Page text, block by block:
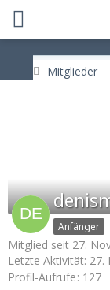
Mitglieder
Anfänger
Mitglied seit 27.
Letzte Aktivität: 27.
Profil-Aufrufe 127